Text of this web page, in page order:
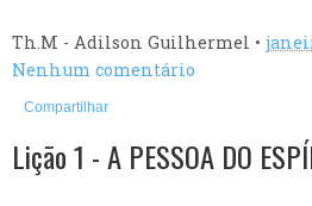
Th.M - Adilson Guilhermel •
Nenhum comentário
Compartilhar
Lição 1 - A PESSOA DO